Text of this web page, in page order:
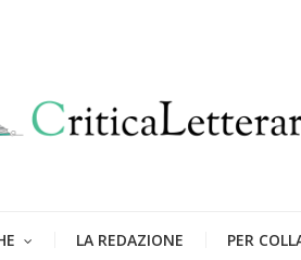
LA REDAZIONE PER